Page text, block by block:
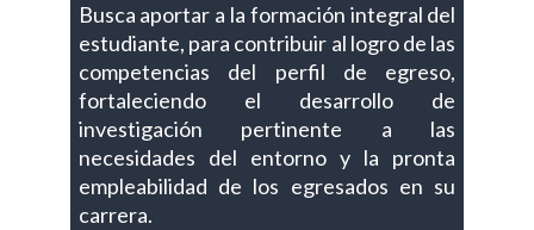
Busca aportar a la formación integral del
estudiante, para contribuir al logro de las
competencias del perfil de egreso,
fortaleciendo el desarrollo de
investigación pertinente a las
necesidades del entorno y la pronta
empleabilidad de los egresados en su
carrera.